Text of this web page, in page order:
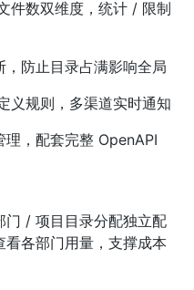
件数双维度，统计 / 限制
，防止目录占满影响全局
义规则，多渠道实时通知
理，配套完整 OpenAPI
门 / 项目目录分配独立配
各部门用量，支撑成本